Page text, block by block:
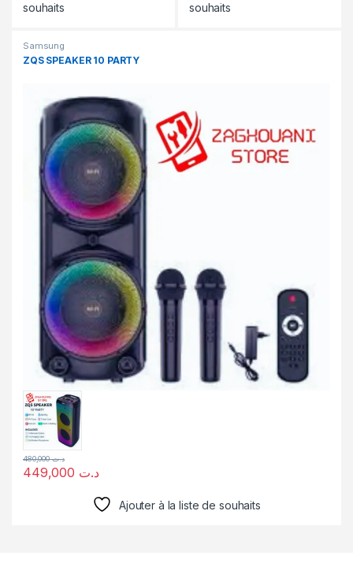
souhaits
souhaits
Samsung
ZQS SPEAKER 10 PARTY
د.ت
د.ت480,000
Ajouter à la liste de souhaits